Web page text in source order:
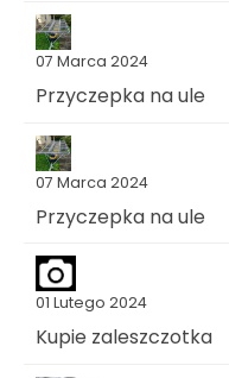
07 Marca 2024
Przyczepka na ule
07 Marca 2024
Przyczepka na ule
01 Lutego 2024
Kupie zaleszczotka